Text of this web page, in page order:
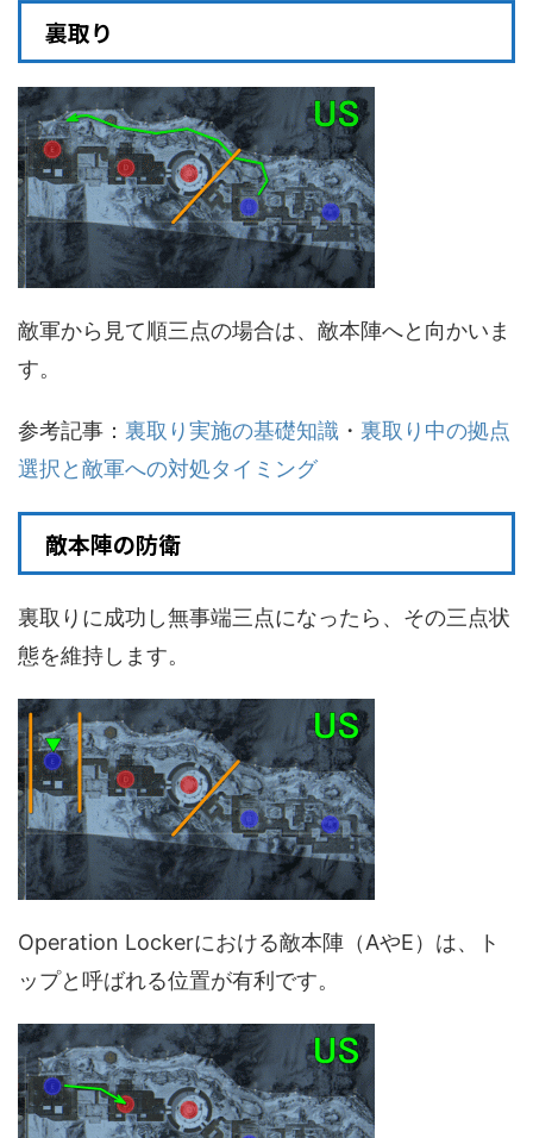
裏取り
敵軍から見て順三点の場合は、敵本陣へと向かいま
す。
参考記事： 裏取り実施の基礎知識 ・ 裏取り中の拠点
選択と敵軍への対処タイミング
敵本陣の防衛
裏取りに成功し無事端三点になったら、その三点状
態を維持します。
Operation Lockerにおける敵本陣（AやE）は、ト
ップと呼ばれる位置が有利です。